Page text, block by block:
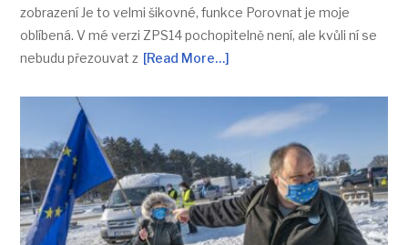
zobrazení Je to velmi šikovné, funkce Porovnat je moje
oblíbená. V mé verzi ZPS14 pochopitelně není, ale kvůli ní se
nebudu přezouvat z [Read More…]